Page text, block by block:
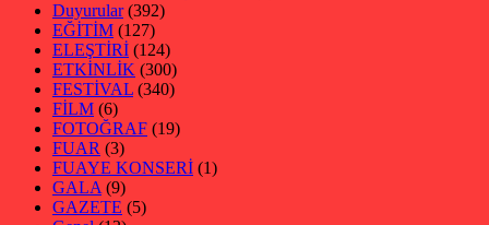
Duyurular(392)
EĞİTİM (127)
ELEŞTİRİ (124)
ETKİNLİK (300)
FESTİVAL (340)
FİLM (6)
FOTOĞRAF (19)
FUAR (3)
FUAYE KONSERİ (1)
GALA (9)
GAZETE (5)